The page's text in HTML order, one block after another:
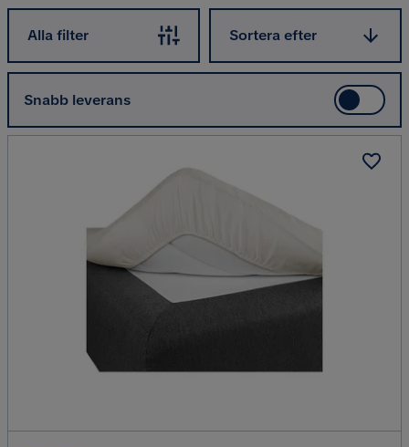
Alla filter
Sortera efter
Snabb leverans